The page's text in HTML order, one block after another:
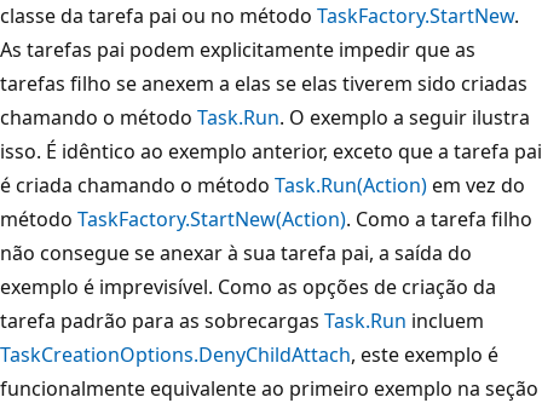
classe da tarefa pai ou no método TaskFactory.StartNew.
As tarefas pai podem explicitamente impedir que as
tarefas filho se anexem a elas se elas tiverem sido criadas
chamando o método Task.Run. O exemplo a seguir ilustra
isso. É idêntico ao exemplo anterior, exceto que a tarefa pai
é criada chamando o método Task.Run(Action)em vez do
método TaskFactory.StartNew(Action). Como a tarefa filho
não consegue se anexar à sua tarefa pai, a saída do
exemplo é imprevisível. Como as opções de criação da
tarefa padrão para as sobrecargas Task.Run incluem
TaskCreationOptions.DenyChildAttach, este exemplo é
funcionalmente equivalente ao primeiro exemplo na seção